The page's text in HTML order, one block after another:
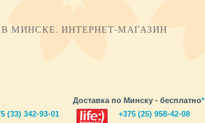
МИНСКЕ. ИНТЕРНЕТ-МАГАЗИН
Доставка по Минску - бесплатно*
(33) 342-93-01 +375 (25) 958-42-08